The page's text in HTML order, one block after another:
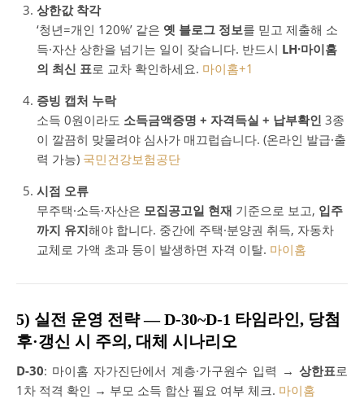
상한값 착각
‘청년=개인 120%’ 같은 옛 블로그 정보를 믿고 제출해 소
득·자산 상한을 넘기는 일이 잦습니다. 반드시 LH·마이홈
의 최신 표로 교차 확인하세요. 마이홈+1
증빙 캡처 누락
소득 0원이라도 소득금액증명 + 자격득실 + 납부확인 3종
이 깔끔히 맞물려야 심사가 매끄럽습니다. (온라인 발급·출
력 가능) 국민건강보험공단
시점 오류
무주택·소득·자산은 모집공고일 현재 기준으로 보고, 입주
까지 유지해야 합니다. 중간에 주택·분양권 취득, 자동차
교체로 가액 초과 등이 발생하면 자격 이탈. 마이홈
5) 실전 운영 전략 — D-30~D-1 타임라인, 당첨
후·갱신 시 주의, 대체 시나리오
D-30: 마이홈 자가진단에서 계층·가구원수 입력 → 상한표로
1차 적격 확인 → 부모 소득 합산 필요 여부 체크. 마이홈